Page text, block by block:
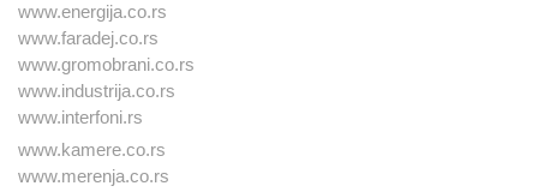
www.energija.co.rs
www.faradej.co.rs
www.gromobrani.co.rs
www.industrija.co.rs
www.interfoni.rs
www.kamere.co.rs
www.merenja.co.rs